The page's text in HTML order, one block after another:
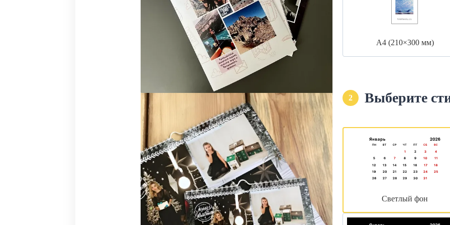
А4 (210×300 мм)
2 Выберите
Светлый фон